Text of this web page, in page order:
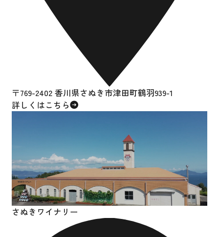
〒769-2402 香川県さぬき市津田町鶴羽939-1
詳しくはこちら
さぬきワイナリー